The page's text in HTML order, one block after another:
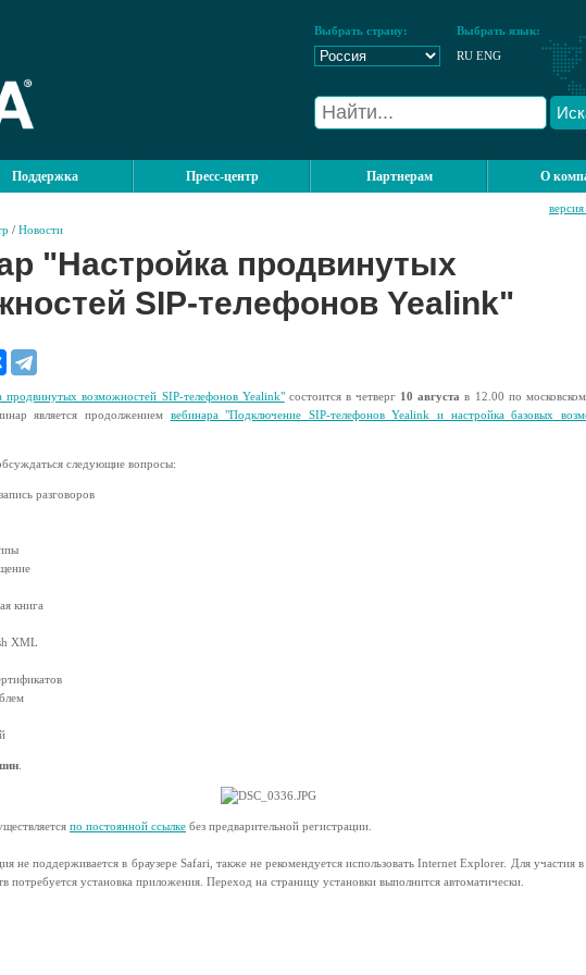
Выбрать страну:
Выбрать язык:
RU ENG
Поддержка Пресс-центр Партнерам О
/ Новости
"Настройка продвинутых
SIP-телефонов Yealink"
продвинутых возможностей SIP-телефонов Yealink"состоится в четверг 10 августа в 12.00 по
является продолжением вебинара "Подключение SIP-телефонов Yealink и настройка базовых
следующие вопросы:
разговоров
книга
XML
по постоянной ссылке без предварительной регистрации.
не поддерживается в браузере Safari, также не рекомендуется использовать Internet Explorer. Для участия в
потребуется установка приложения. Переход на страницу установки выполнится автоматически.